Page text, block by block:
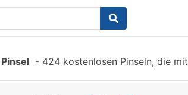
- 424 kostenlosen Pinseln, die mit